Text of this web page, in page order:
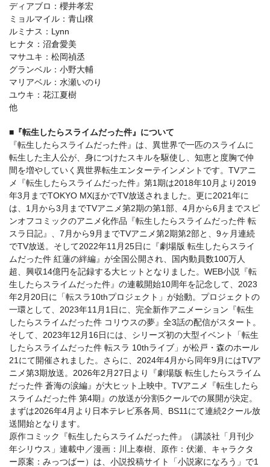
ディアブロ：櫻井孝宏
ミョルマイル：青山穣
ルミナス：Lynn
ヒナタ：沼倉愛美
マサユキ：松岡禎丞
グランベル：小野大輔
マリアベル：水瀬いのり
ユウキ：花江夏樹
他
■『転生したらスライムだった件』について
『転生したらスライムだった件』は、異世界で一匹のスライムに
転生した主人公が、身につけたスキルを駆使し、知恵と度胸で仲
間を増やしていく異世界転生エンターテインメントです。TVアニ
メ『転生したらスライムだった件』第1期は2018年10月より2019
年3月までTOKYO MXほかでTV放送されました。更に2021年に
は、1月から3月までTVアニメ第2期の第1部、4月から6月までスピ
ンオフコミックのアニメ化作品『転生したらスライムだった件 転
スラ日記』、7月から9月までTVアニメ第2期第2部と、9ヶ月連続
でTV放送。そして2022年11月25日に『劇場版 転生したらスライ
ムだった件 紅蓮の絆編』が全国公開され、国内動員数100万人
超、興収14億円を記録する大ヒットとなりました。WEB小説『転
生したらスライムだった件』の連載開始10周年を記念して、2023
年2月20日に「転スラ10thプロジェクト」が始動。プロジェクトの
一環として、2023年11月1日に、完全新作アニメーション『転生
したらスライムだった件 コリウスの夢』全3話の配信がスタート。
そして、2023年12月16日には、シリーズ初の大型イベント「転生
したらスライムだった件 転スラ 10thライブ」が松戸・森のホール
21にて開催されました。さらに、2024年4月から同年9月にはTVア
ニメ第3期放送。2026年2月27日より『劇場版 転生したらスライム
だった件 蒼海の涙編』が大ヒット上映中。TVアニメ『転生したら
スライムだった件 第4期』の放送が分割5クールでの展開が決定。
まずは2026年4月より日本テレビ系各局、BS11にて連続2クール放
送開始となります。
原作コミック『転生したらスライムだった件』（講談社「月刊少
年シリウス」連載中／漫画：川上泰樹、原作：伏瀬、キャラクタ
ー原案：みっつばー）は、小説投稿サイト「小説家になろう」で1